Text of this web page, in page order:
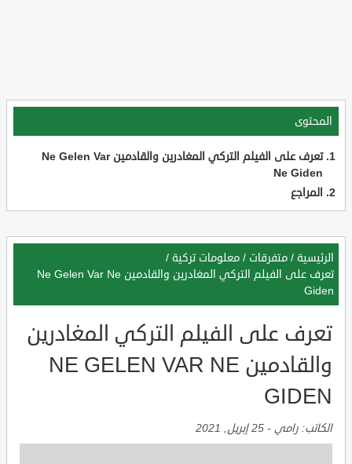
المحتوى
تعرف على الفيلم التركي المغادرين والقادمين Ne Gelen Var
Ne Giden
المراجع
الرئيسية / متفرقات / معلومات تركية /
تعرف على الفيلم التركي المغادرين والقادمين Ne Gelen Var Ne
Giden
تعرف على الفيلم التركي المغادرين
والقادمين NE GELEN VAR NE
GIDEN
الكاتب: رامي - 25 إبريل, 2021